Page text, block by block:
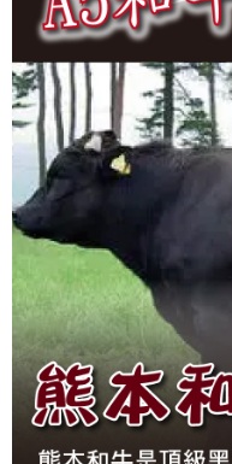
「AFTEE先享後付」，若未經
任。
時審查核予不同之上限額度；
請求用戶進行身份認證。
５．嚴禁一人註冊多個帳號或
恩沛科技股份有限公司將有權
每筆NT$250，滿NT$3,000(